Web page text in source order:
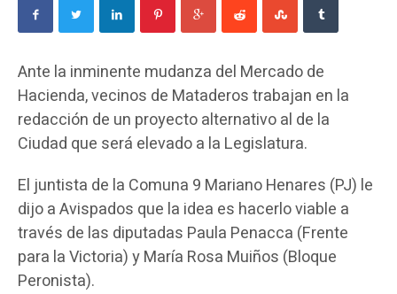
Ante la inminente mudanza del Mercado de
Hacienda, vecinos de Mataderos trabajan en la
redacción de un proyecto alternativo al de la
Ciudad que será elevado a la Legislatura.
El juntista de la Comuna 9 Mariano Henares (PJ) le
dijo a Avispados que la idea es hacerlo viable a
través de las diputadas Paula Penacca (Frente
para la Victoria) y María Rosa Muiños (Bloque
Peronista).